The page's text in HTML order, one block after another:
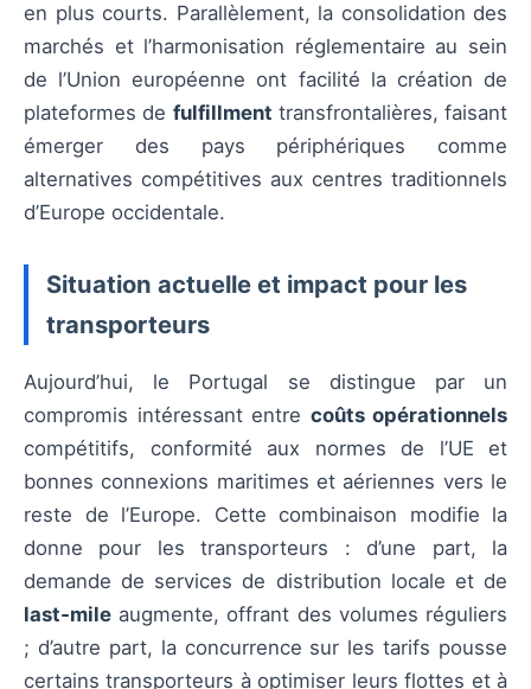
en plus courts. Parallèlement, la consolidation des
marchés et l’harmonisation réglementaire au sein
de l’Union européenne ont facilité la création de
plateformes de fulfillment transfrontalières, faisant
émerger des pays périphériques comme
alternatives compétitives aux centres traditionnels
d’Europe occidentale.
Situation actuelle et impact pour les
transporteurs
Aujourd’hui, le Portugal se distingue par un
compromis intéressant entre coûts opérationnels
compétitifs, conformité aux normes de l’UE et
bonnes connexions maritimes et aériennes vers le
reste de l’Europe. Cette combinaison modifie la
donne pour les transporteurs : d’une part, la
demande de services de distribution locale et de
last‑mile augmente, offrant des volumes réguliers
; d’autre part, la concurrence sur les tarifs pousse
certains transporteurs à optimiser leurs flottes et à